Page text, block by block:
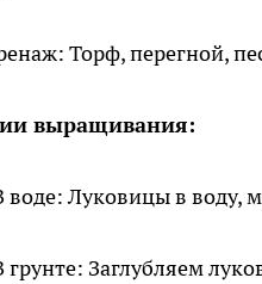
Торф, перегной,
выращивания:
воде: Луковицы в воду,
Заглубляем